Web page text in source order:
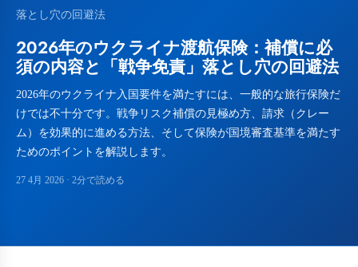
落とし穴の回避法
2026年のウクライナ渡航保険：補償に必
須の内容と「戦争免責」落とし穴の回避法
2026年のウクライナ入国要件を満たすには、一般的な旅行保険だ
けでは不十分です。戦争リスク補償の見極め方、請求（クレー
ム）を効果的に進める方法、そして保険が国境審査基準を満たす
ためのポイントを解説します。
27 4月 2026 · 2分で読める